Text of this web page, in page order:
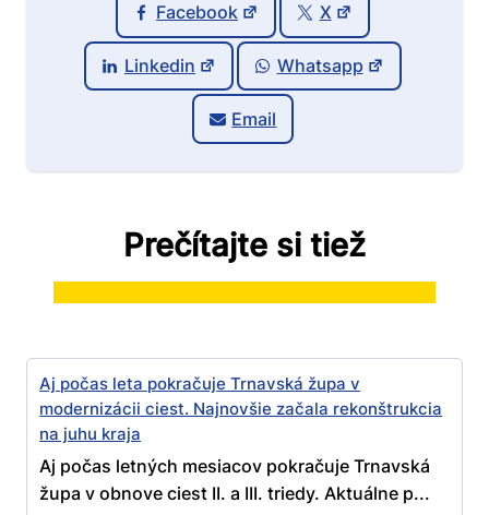
Facebook X
Linkedin Whatsapp
Email
Prečítajte si tiež
Aj počas leta pokračuje Trnavská župa v
modernizácii ciest. Najnovšie začala rekonštrukcia
na juhu kraja
Aj počas letných mesiacov pokračuje Trnavská
župa v obnove ciest II. a III. triedy. Aktuálne p...